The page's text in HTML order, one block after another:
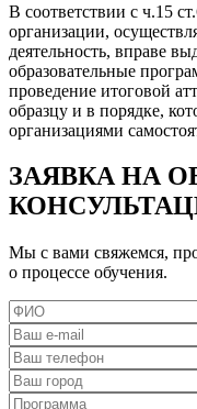
В соответствии с ч.15
организации,
деятельность, вправе
образовательные
проведение итоговой
образцу и в порядке,
организациями
ЗАЯВКА НА
Мы с вами свяжемся,
о процессе обучения.